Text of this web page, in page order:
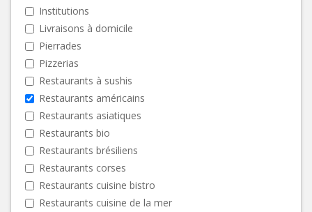
Institutions
Livraisons à domicile
Pierrades
Pizzerias
Restaurants à sushis
Restaurants américains
Restaurants asiatiques
Restaurants bio
Restaurants brésiliens
Restaurants corses
Restaurants cuisine bistro
Restaurants cuisine de la mer